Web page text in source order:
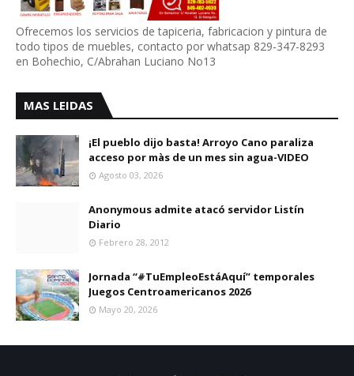
Ofrecemos los servicios de tapiceria, fabricacion y pintura de
todo tipos de muebles, contacto por whatsap 829-347-8293
en Bohechio, C/Abrahan Luciano No13
MAS LEIDAS
¡El pueblo dijo basta! Arroyo Cano paraliza
acceso por màs de un mes sin agua-VIDEO
Agosto 03, 2026
Anonymous admite atacó servidor Listín
Diario
Febrero 28, 2012
Jornada “#TuEmpleoEstáAquí” temporales
Juegos Centroamericanos 2026
Mayo 20, 2026